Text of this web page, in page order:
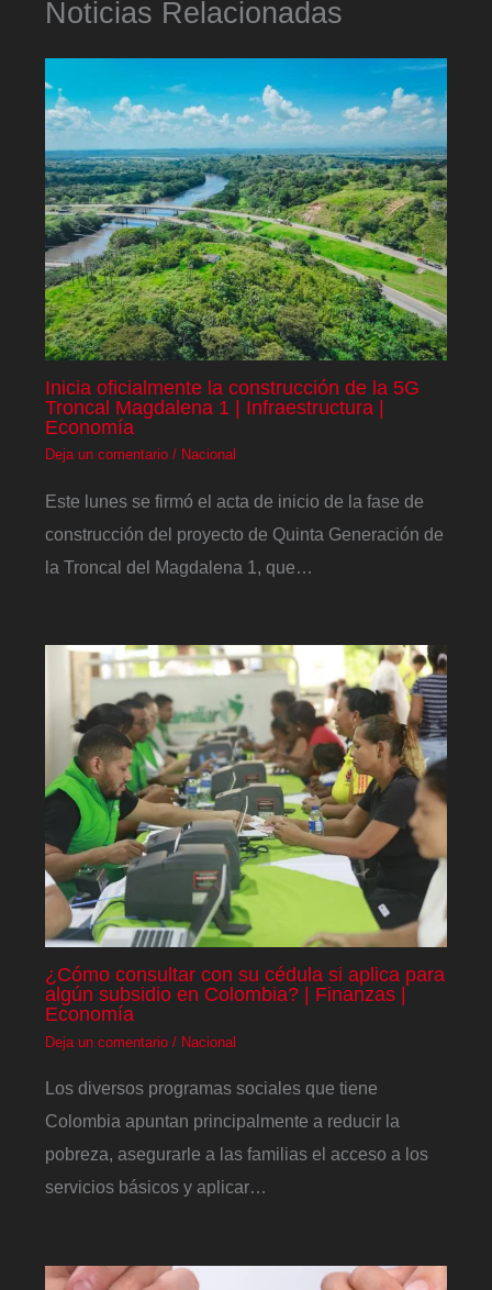
Noticias Relacionadas
Inicia oficialmente la construcción de la 5G
Troncal Magdalena 1 | Infraestructura |
Economía
Deja un comentario / Nacional
Este lunes se firmó el acta de inicio de la fase de
construcción del proyecto de Quinta Generación de
la Troncal del Magdalena 1, que…
¿Cómo consultar con su cédula si aplica para
algún subsidio en Colombia? | Finanzas |
Economía
Deja un comentario / Nacional
Los diversos programas sociales que tiene
Colombia apuntan principalmente a reducir la
pobreza, asegurarle a las familias el acceso a los
servicios básicos y aplicar…